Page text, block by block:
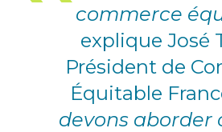
commerce
explique José
Président de
Équitable
devons aborder